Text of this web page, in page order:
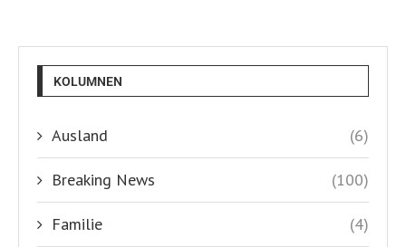
KOLUMNEN
Ausland (6)
Breaking News (100)
Familie (4)